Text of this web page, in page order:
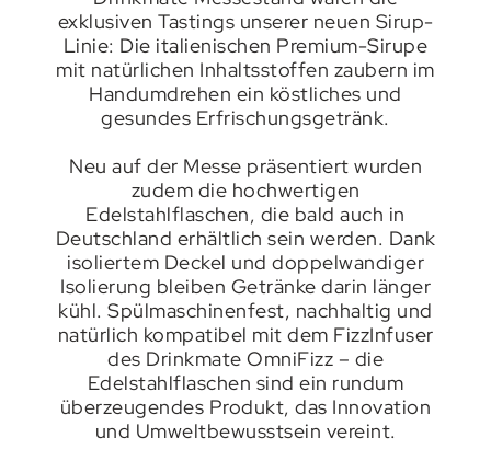
exklusiven Tastings unserer neuen Sirup-
Linie: Die italienischen Premium-Sirupe
mit natürlichen Inhaltsstoffen zaubern im
Handumdrehen ein köstliches und
gesundes Erfrischungsgetränk.
Neu auf der Messe präsentiert wurden
zudem die hochwertigen
Edelstahlflaschen, die bald auch in
Deutschland erhältlich sein werden. Dank
isoliertem Deckel und doppelwandiger
Isolierung bleiben Getränke darin länger
kühl. Spülmaschinenfest, nachhaltig und
natürlich kompatibel mit dem FizzInfuser
des Drinkmate OmniFizz – die
Edelstahlflaschen sind ein rundum
überzeugendes Produkt, das Innovation
und Umweltbewusstsein vereint.